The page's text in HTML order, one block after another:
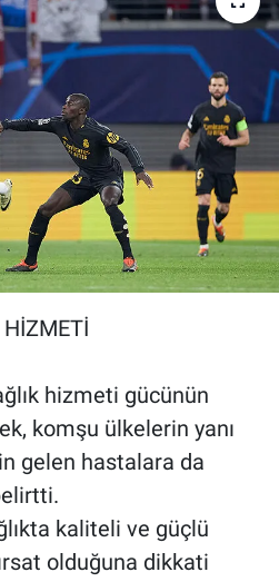
HİZMETİ
hizmeti gücünün
komşu ülkelerin yanı
gelen hastalara da
kaliteli ve güçlü
olduğuna dikkati